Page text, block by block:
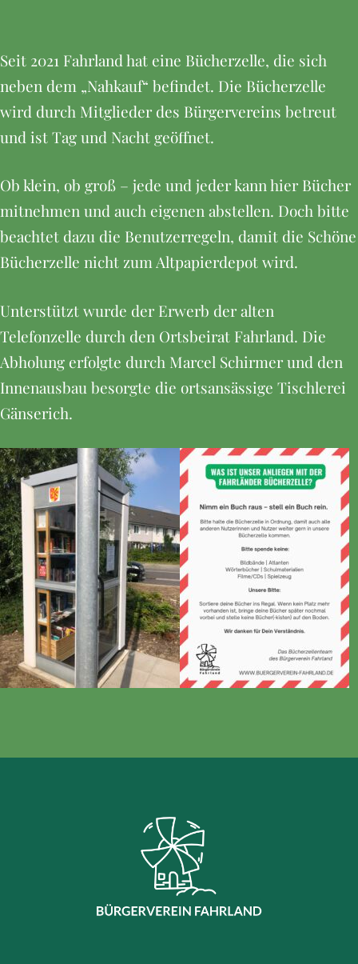
Seit 2021 Fahrland hat eine Bücherzelle, die sich
neben dem „Nahkauf“ befindet. Die Bücherzelle
wird durch Mitglieder des Bürgervereins betreut
und ist Tag und Nacht geöffnet.
Ob klein, ob groß – jede und jeder kann hier Bücher
mitnehmen und auch eigenen abstellen. Doch bitte
beachtet dazu die Benutzerregeln, damit die Schöne
Bücherzelle nicht zum Altpapierdepot wird.
Unterstützt wurde der Erwerb der alten
Telefonzelle durch den Ortsbeirat Fahrland. Die
Abholung erfolgte durch Marcel Schirmer und den
Innenausbau besorgte die ortsansässige Tischlerei
Gänserich.